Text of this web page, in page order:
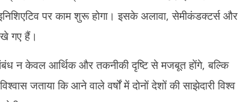
पर काम शुरू होगा। इसके अलावा, सेमीकंडक्टर्स और
गए हैं।
न केवल आर्थिक और तकनीकी दृष्टि से मजबूत होंगे, बल्कि
जताया कि आने वाले वर्षों में दोनों देशों की साझेदारी विश्व